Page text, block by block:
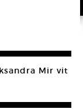
Mir vit